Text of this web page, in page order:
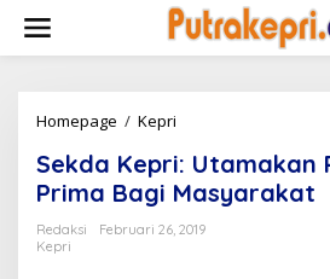
w
Homepage / Kepri
k
d
a
K
Sekda Kepri: Utamakan
Prima Bagi Masyarakat
Redaksi
Februari 26, 2019
Kepri